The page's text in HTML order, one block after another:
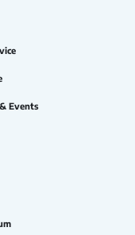
Events